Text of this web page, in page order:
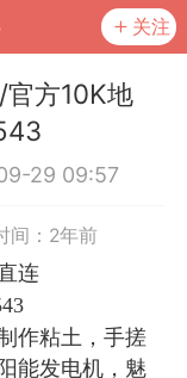
关注
官方10K地
29 09:57
间：2年前
连
作粘土，手搓
能发电机，魅